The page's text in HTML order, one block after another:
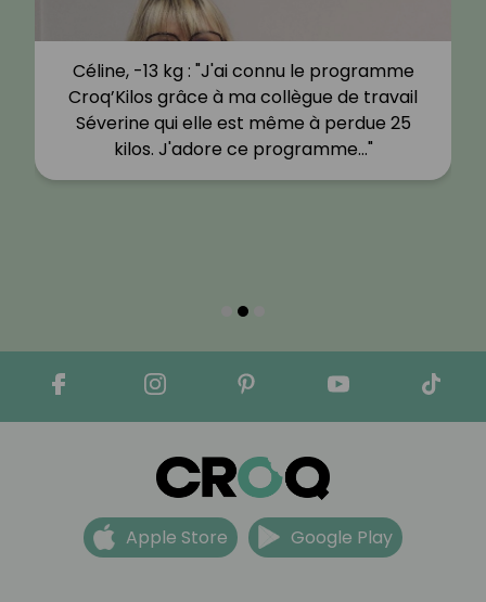
Céline, -13 kg : "J'ai connu le programme
Croq’Kilos grâce à ma collègue de travail
Séverine qui elle est même à perdue 25
kilos. J'adore ce programme…"
Apple Store Google Play